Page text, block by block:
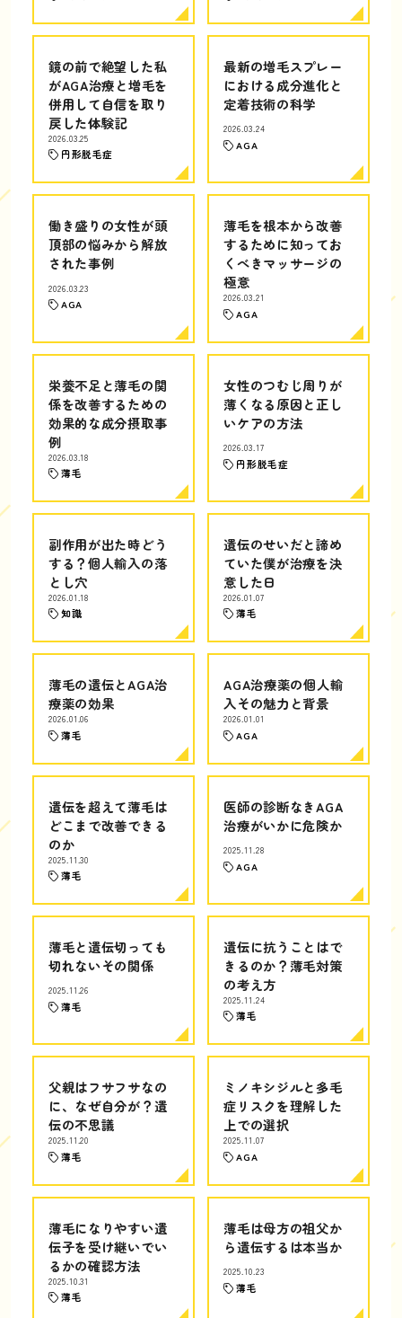
鏡の前で絶望した私
がAGA治療と増毛を
併用して自信を取り
戻した体験記
2026.03.25
円形脱毛症
最新の増毛スプレー
における成分進化と
定着技術の科学
2026.03.24
AGA
働き盛りの女性が頭
頂部の悩みから解放
された事例
2026.03.23
AGA
薄毛を根本から改善
するために知ってお
くべきマッサージの
極意
2026.03.21
AGA
栄養不足と薄毛の関
係を改善するための
効果的な成分摂取事
例
2026.03.18
薄毛
女性のつむじ周りが
薄くなる原因と正し
いケアの方法
2026.03.17
円形脱毛症
副作用が出た時どう
する？個人輸入の落
とし穴
2026.01.18
知識
遺伝のせいだと諦め
ていた僕が治療を決
意した日
2026.01.07
薄毛
薄毛の遺伝とAGA治
療薬の効果
2026.01.06
薄毛
AGA治療薬の個人輸
入その魅力と背景
2026.01.01
AGA
遺伝を超えて薄毛は
どこまで改善できる
のか
2025.11.30
薄毛
医師の診断なきAGA
治療がいかに危険か
2025.11.28
AGA
薄毛と遺伝切っても
切れないその関係
2025.11.26
薄毛
遺伝に抗うことはで
きるのか？薄毛対策
の考え方
2025.11.24
薄毛
父親はフサフサなの
に、なぜ自分が？遺
伝の不思議
2025.11.20
薄毛
ミノキシジルと多毛
症リスクを理解した
上での選択
2025.11.07
AGA
薄毛になりやすい遺
伝子を受け継いでい
るかの確認方法
2025.10.31
薄毛
薄毛は母方の祖父か
ら遺伝するは本当か
2025.10.23
薄毛